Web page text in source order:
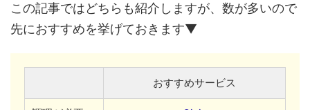
この記事ではどちらも紹介しますが、数が多いので
先におすすめを挙げておきます▼
おすすめサービス